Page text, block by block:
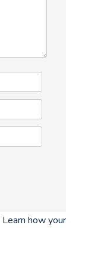
Learn how your